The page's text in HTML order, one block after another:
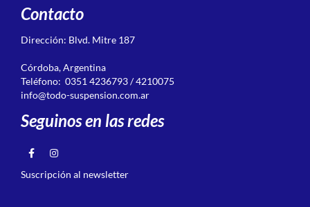
Contacto
Dirección: Blvd. Mitre 187
Córdoba, Argentina
Teléfono: 0351 4236793 / 4210075
info@todo-suspension.com.ar
Seguinos en las redes
Suscripción al newsletter